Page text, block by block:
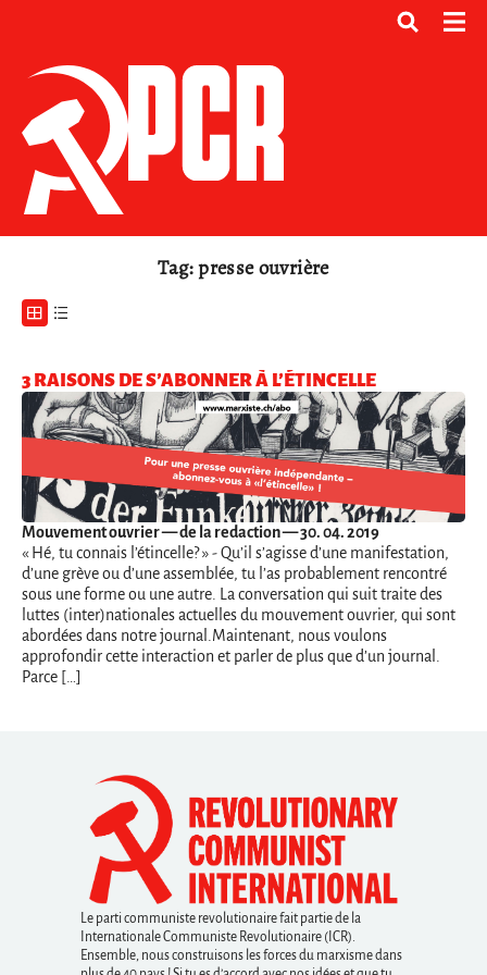
Tag: presse ouvrière
3 RAISONS DE S’ABONNER À L’ÉTINCELLE
Mouvement ouvrier— de la redaction — 30. 04. 2019
« Hé, tu connais l’étincelle? » - Qu’il s’agisse d’une manifestation,
d’une grève ou d’une assemblée, tu l’as probablement rencontré
sous une forme ou une autre. La conversation qui suit traite des
luttes (inter)nationales actuelles du mouvement ouvrier, qui sont
abordées dans notre journal.Maintenant, nous voulons
approfondir cette interaction et parler de plus que d’un journal.
Parce […]
Le parti communiste revolutionaire fait partie de la
Internationale Communiste Revolutionaire (ICR).
Ensemble, nous construisons les forces du marxisme dans